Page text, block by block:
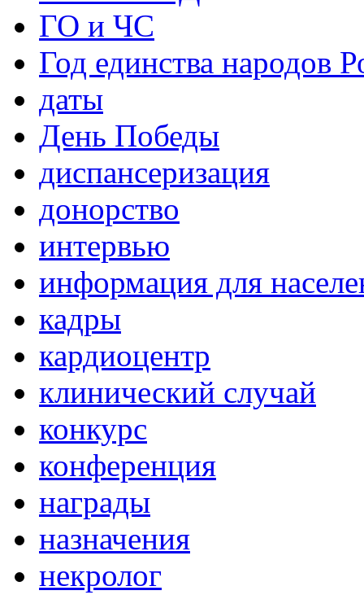
ГО и ЧС
Год единства народов
даты
День Победы
диспансеризация
донорство
интервью
информация для
кадры
кардиоцентр
клинический случай
конкурс
конференция
награды
назначения
некролог